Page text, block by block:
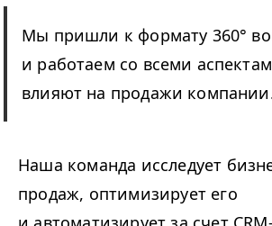
Мы пришли к формату 360°
и работаем со всеми
влияют на продажи
Наша команда исследует
продаж, оптимизирует его